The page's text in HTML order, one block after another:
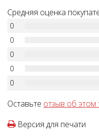
Средняя оценка
0
0
0
0
0
Оставьте отзыв об этом
Версия для печати